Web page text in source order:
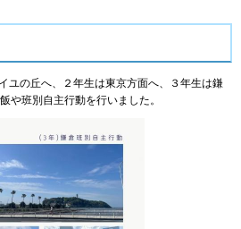
ユの丘へ、２年生は東京方面へ、３年生は鎌
や班別自主行動を行いました。